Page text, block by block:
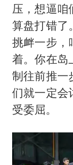
压，想逼咱
算盘打错了
挑衅一步，
着。你在岛
制往前推一
们就一定会
受委屈。